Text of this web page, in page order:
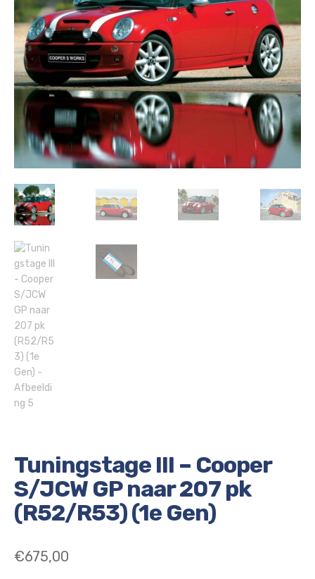
Tuningstage III – Cooper
S/JCW GP naar 207 pk
(R52/R53) (1e Gen)
€675,00